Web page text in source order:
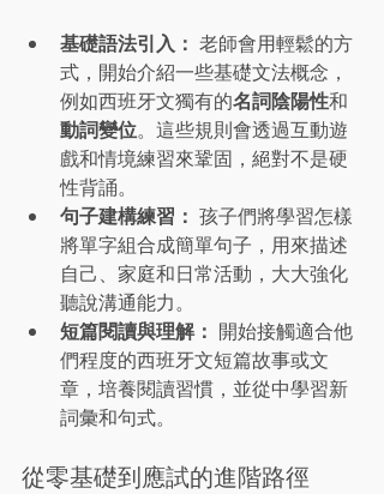
基礎語法引入： 老師會用輕鬆的方
式，開始介紹一些基礎文法概念，
例如西班牙文獨有的名詞陰陽性和
動詞變位。這些規則會透過互動遊
戲和情境練習來鞏固，絕對不是硬
性背誦。
句子建構練習： 孩子們將學習怎樣
將單字組合成簡單句子，用來描述
自己、家庭和日常活動，大大強化
聽說溝通能力。
短篇閱讀與理解： 開始接觸適合他
們程度的西班牙文短篇故事或文
章，培養閱讀習慣，並從中學習新
詞彙和句式。
從零基礎到應試的進階路徑